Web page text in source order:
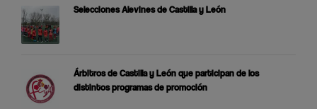
Selecciones Alevines de Castilla y León
Árbitros de Castilla y León que participan de los
distintos programas de promoción